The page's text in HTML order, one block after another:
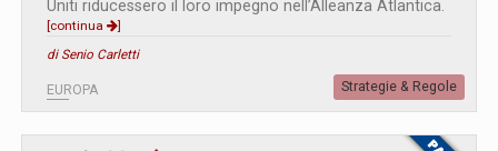
Uniti riducessero il loro impegno nell’Alleanza Atlantica.
[continua
]
di Senio Carletti
EUROPA Strategie & Regole